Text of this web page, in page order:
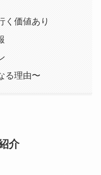
く価値あり
る理由〜
介